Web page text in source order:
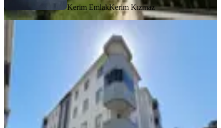
Kerim EmlakKerim Kızmaz
Kerimden Ayvacık Ümmühan 3+1
Ayrı Mutfaklı Kombili Kiralık Daire
Ayvacık, Ümmühan Mahallesi
·110 m² 4. Kat · 07.08.2026
21.000 ₺